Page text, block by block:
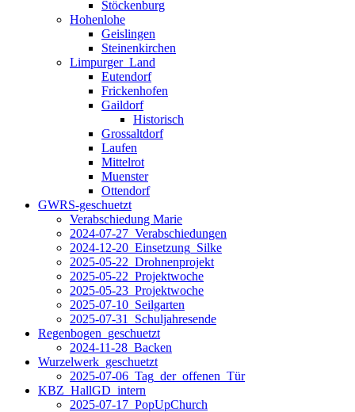
Stöckenburg
Hohenlohe
Geislingen
Steinenkirchen
Limpurger_Land
Eutendorf
Frickenhofen
Gaildorf
Historisch
Grossaltdorf
Laufen
Mittelrot
Muenster
Ottendorf
GWRS-geschuetzt
Verabschiedung Marie
2024-07-27_Verabschiedungen
2024-12-20_Einsetzung_Silke
2025-05-22_Drohnenprojekt
2025-05-22_Projektwoche
2025-05-23_Projektwoche
2025-07-10_Seilgarten
2025-07-31_Schuljahresende
Regenbogen_geschuetzt
2024-11-28_Backen
Wurzelwerk_geschuetzt
2025-07-06_Tag_der_offenen_Tür
KBZ_HallGD_intern
2025-07-17_PopUpChurch